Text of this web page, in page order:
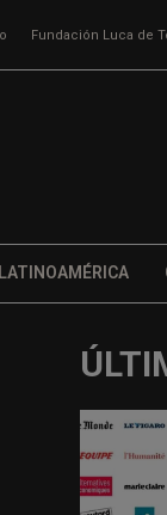
Fundación Luca de
LATINOAMÉRICA